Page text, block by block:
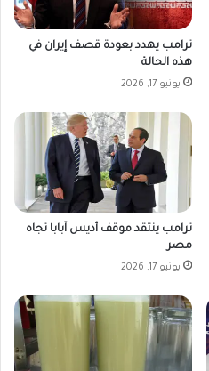
ترامب يهدد بعودة قصف إيران في
هذه الحالة
يونيو 17, 2026
ترامب ينتقد موقف أديس آبابا تجاه
مصر
يونيو 17, 2026